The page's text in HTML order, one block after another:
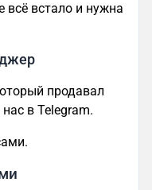
всё встало и нужна
продавал
в Telegram.